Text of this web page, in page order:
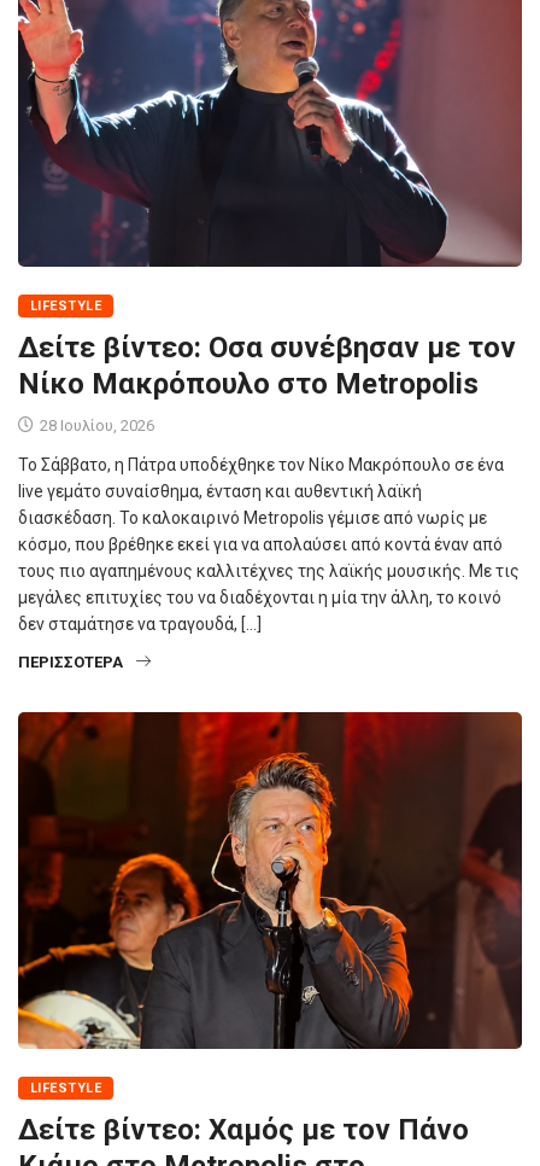
LIFESTYLE
Δείτε βίντεο: Οσα συνέβησαν με τον
Νίκο Μακρόπουλο στο Metropolis
28 Ιουλίου, 2026
Το Σάββατο, η Πάτρα υποδέχθηκε τον Νίκο Μακρόπουλο σε ένα
live γεμάτο συναίσθημα, ένταση και αυθεντική λαϊκή
διασκέδαση. Το καλοκαιρινό Metropolis γέμισε από νωρίς με
κόσμο, που βρέθηκε εκεί για να απολαύσει από κοντά έναν από
τους πιο αγαπημένους καλλιτέχνες της λαϊκής μουσικής. Με τις
μεγάλες επιτυχίες του να διαδέχονται η μία την άλλη, το κοινό
δεν σταμάτησε να τραγουδά, […]
ΠΕΡΙΣΣΌΤΕΡΑ
LIFESTYLE
Δείτε βίντεο: Χαμός με τον Πάνο